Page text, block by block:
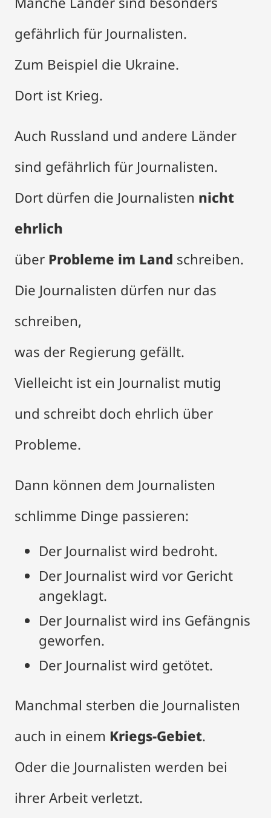
gefährlich für Journalisten.
Zum Beispiel die Ukraine.
Dort ist Krieg.
Auch Russland und andere Länder
sind gefährlich für Journalisten.
Dort dürfen die Journalisten nicht
ehrlich
über Probleme im Land schreiben.
Die Journalisten dürfen nur das
schreiben,
was der Regierung gefällt.
Vielleicht ist ein Journalist mutig
und schreibt doch ehrlich über
Probleme.
Dann können dem Journalisten
schlimme Dinge passieren:
Der Journalist wird bedroht.
Der Journalist wird vor Gericht
angeklagt.
Der Journalist wird ins Gefängnis
geworfen.
Der Journalist wird getötet.
Manchmal sterben die Journalisten
auch in einem Kriegs-Gebiet.
Oder die Journalisten werden bei
ihrer Arbeit verletzt.